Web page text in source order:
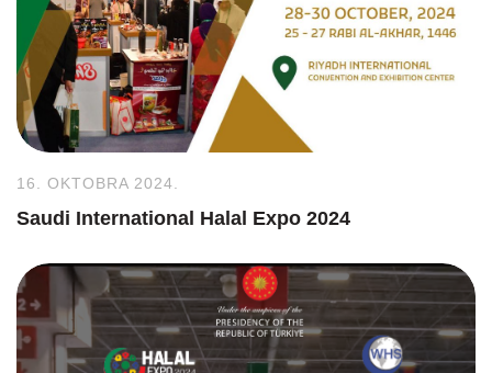
16. OKTOBRA 2024.
Saudi International Halal Expo 2024